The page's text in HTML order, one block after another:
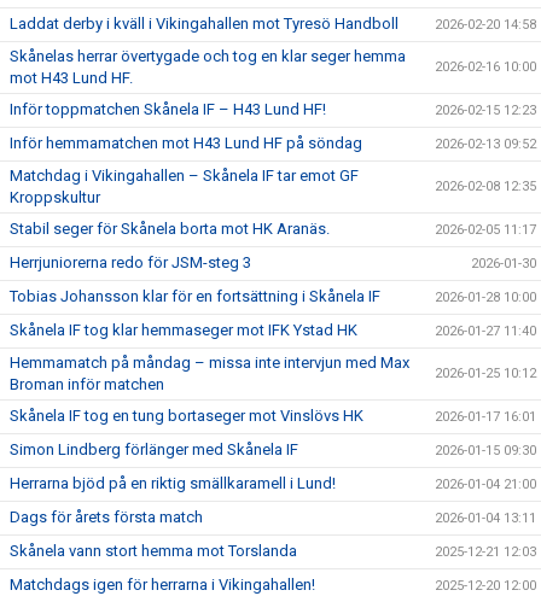
Laddat derby i kväll i Vikingahallen mot Tyresö Handboll 2026-02-20 14:58
Skånelas herrar övertygade och tog en klar seger hemma
mot H43 Lund HF.
2026-02-16 10:00
Inför toppmatchen Skånela IF – H43 Lund HF! 2026-02-15 12:23
Inför hemmamatchen mot H43 Lund HF på söndag 2026-02-13 09:52
Matchdag i Vikingahallen – Skånela IF tar emot GF
Kroppskultur
2026-02-08 12:35
Stabil seger för Skånela borta mot HK Aranäs. 2026-02-05 11:17
Herrjuniorerna redo för JSM-steg 3 2026-01-30
Tobias Johansson klar för en fortsättning i Skånela IF 2026-01-28 10:00
Skånela IF tog klar hemmaseger mot IFK Ystad HK 2026-01-27 11:40
Hemmamatch på måndag – missa inte intervjun med Max
Broman inför matchen
2026-01-25 10:12
Skånela IF tog en tung bortaseger mot Vinslövs HK 2026-01-17 16:01
Simon Lindberg förlänger med Skånela IF 2026-01-15 09:30
Herrarna bjöd på en riktig smällkaramell i Lund! 2026-01-04 21:00
Dags för årets första match 2026-01-04 13:11
Skånela vann stort hemma mot Torslanda 2025-12-21 12:03
Matchdags igen för herrarna i Vikingahallen! 2025-12-20 12:00